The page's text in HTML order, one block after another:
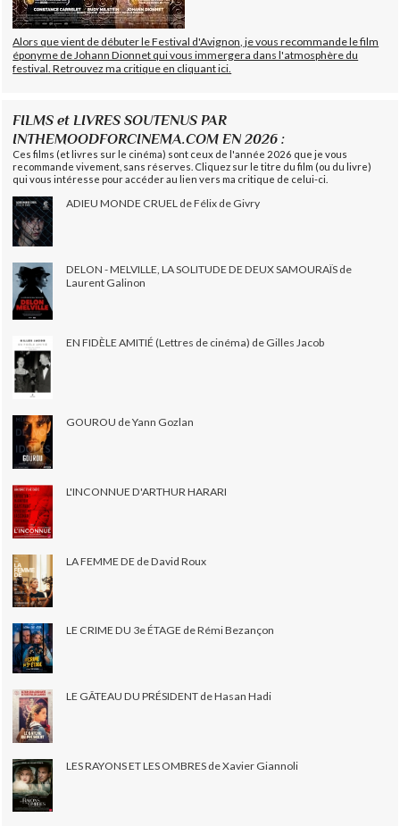
Alors que vient de débuter le Festival d'Avignon, je vous recommande le film
éponyme de Johann Dionnet qui vous immergera dans l'atmosphère du
festival. Retrouvez ma critique en cliquant ici.
FILMS et LIVRES SOUTENUS PAR
INTHEMOODFORCINEMA.COM EN 2026 :
Ces films (et livres sur le cinéma) sont ceux de l'année 2026 que je vous
recommande vivement, sans réserves. Cliquez sur le titre du film (ou du livre)
qui vous intéresse pour accéder au lien vers ma critique de celui-ci.
ADIEU MONDE CRUEL de Félix de Givry
DELON - MELVILLE, LA SOLITUDE DE DEUX SAMOURAÏS de
Laurent Galinon
EN FIDÈLE AMITIÉ (Lettres de cinéma) de Gilles Jacob
GOUROU de Yann Gozlan
L'INCONNUE D'ARTHUR HARARI
LA FEMME DE de David Roux
LE CRIME DU 3e ÉTAGE de Rémi Bezançon
LE GÂTEAU DU PRÉSIDENT de Hasan Hadi
LES RAYONS ET LES OMBRES de Xavier Giannoli